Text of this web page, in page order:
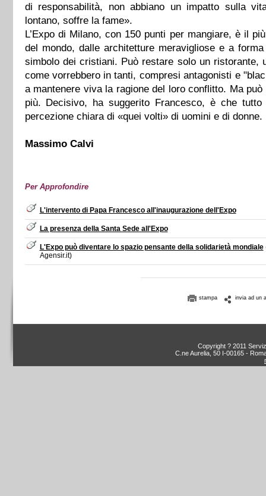
di responsabilità, non abbiano un impatto sulla
lontano, soffre la fame».
L’Expo di Milano, con 150 punti per mangiare, è il
del mondo, dalle architetture meravigliose e a
simbolo dei cristiani. Può restare solo un ristorante,
come vorrebbero in tanti, compresi antagonisti e
a mantenere viva la ragione del loro conflitto. Ma
più. Decisivo, ha suggerito Francesco, è che
percezione chiara di «quei volti» di uomini e di donne.
Massimo Calvi
Per Approfondire
L'intervento di Papa Francesco all'inaugurazione dell'Expo
La presenza della Santa Sede all'Expo
L'Expo può diventare lo spazio pensante della solidarietà mondiale
Agensir.it)
stampa invia ad un
Copyright ? 2011
C.ne Aurelia, 50 I-00165 -